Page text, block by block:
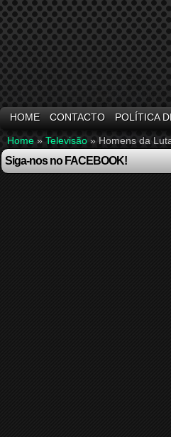
HOME CONTACTO POLÍTICA
Home » Televisão » Homens da
Siga-nos no FACEBOOK!